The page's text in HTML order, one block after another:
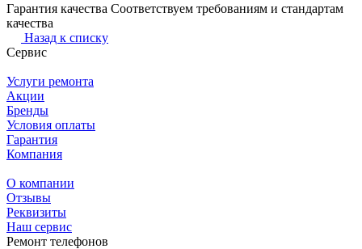
Гарантия качества Соответствуем требованиям и стандартам
качества
Назад к списку
Сервис
Услуги ремонта
Акции
Бренды
Условия оплаты
Гарантия
Компания
О компании
Отзывы
Реквизиты
Наш сервис
Ремонт телефонов